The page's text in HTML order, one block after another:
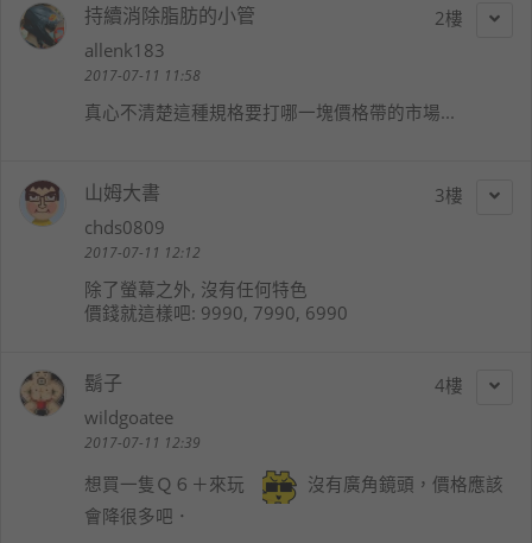
2
持續消除脂肪的小管
allenk183
2017-07-11 11:58
真心不清楚這種規格要打哪一塊價格帶的市場...
3
山姆大書
chds0809
2017-07-11 12:12
除了螢幕之外, 沒有任何特色
價錢就這樣吧: 9990, 7990, 6990
4
鬍子
wildgoatee
2017-07-11 12:39
想買一隻Ｑ６＋來玩
沒有廣角鏡頭，價格應該
會降很多吧．